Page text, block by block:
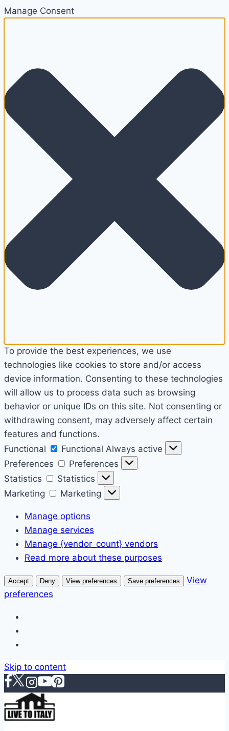
Manage Consent
To provide the best experiences, we use
technologies like cookies to store and/or access
device information. Consenting to these technologies
will allow us to process data such as browsing
behavior or unique IDs on this site. Not consenting or
withdrawing consent, may adversely affect certain
features and functions.
Functional
Functional Always active
Preferences
Preferences
Statistics
Statistics
Marketing
Marketing
Manage options
Manage services
Manage {vendor_count} vendors
Read more about these purposes
Accept Deny View preferences Save preferences
View
preferences
Skip to content